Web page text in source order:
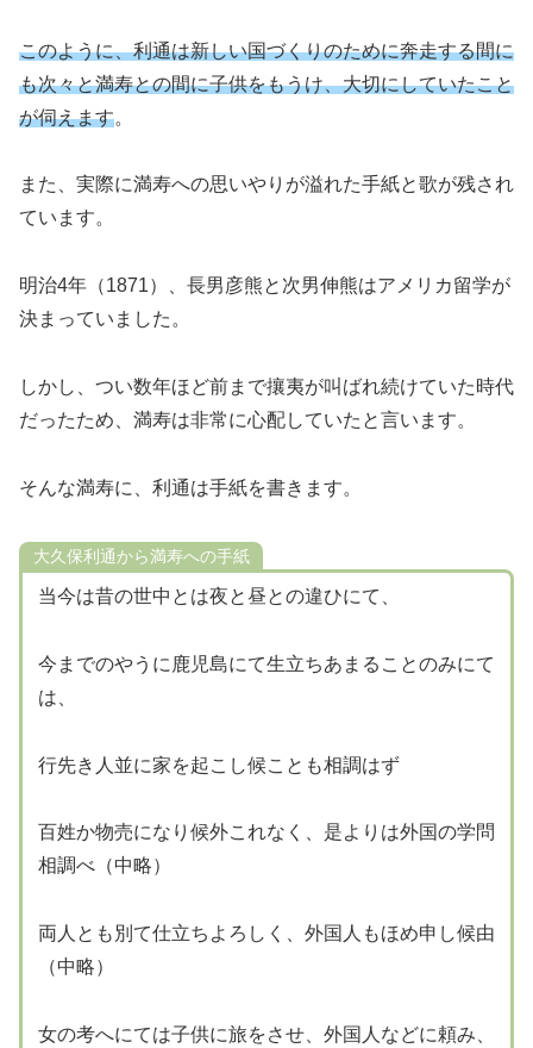
このように、利通は新しい国づくりのために奔走する間に
も次々と満寿との間に子供をもうけ、大切にしていたこと
が伺えます。
また、実際に満寿への思いやりが溢れた手紙と歌が残され
ています。
明治4年（1871）、長男彦熊と次男伸熊はアメリカ留学が
決まっていました。
しかし、つい数年ほど前まで攘夷が叫ばれ続けていた時代
だったため、満寿は非常に心配していたと言います。
そんな満寿に、利通は手紙を書きます。
大久保利通から満寿への手紙
当今は昔の世中とは夜と昼との違ひにて、
今までのやうに鹿児島にて生立ちあまることのみにて
は、
行先き人並に家を起こし候ことも相調はず
百姓か物売になり候外これなく、是よりは外国の学問
相調べ（中略）
両人とも別て仕立ちよろしく、外国人もほめ申し候由
（中略）
女の考へにては子供に旅をさせ、外国人などに頼み、